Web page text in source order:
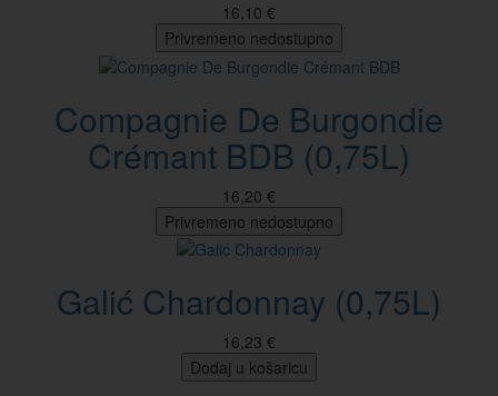
16,10 €
Privremeno nedostupno
Compagnie De Burgondie
Crémant BDB (0,75L)
16,20 €
Privremeno nedostupno
Galić Chardonnay (0,75L)
16,23 €
Dodaj u košaricu